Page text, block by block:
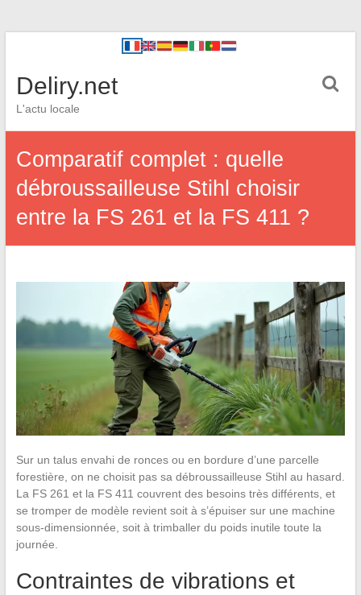
Deliry.net
L'actu locale
Comparatif complet : quelle
débroussailleuse Stihl choisir
entre la FS 261 et la FS 411 ?
Sur un talus envahi de ronces ou en bordure d’une parcelle
forestière, on ne choisit pas sa débroussailleuse Stihl au hasard.
La FS 261 et la FS 411 couvrent des besoins très différents, et
se tromper de modèle revient soit à s’épuiser sur une machine
sous-dimensionnée, soit à trimballer du poids inutile toute la
journée.
Contraintes de vibrations et